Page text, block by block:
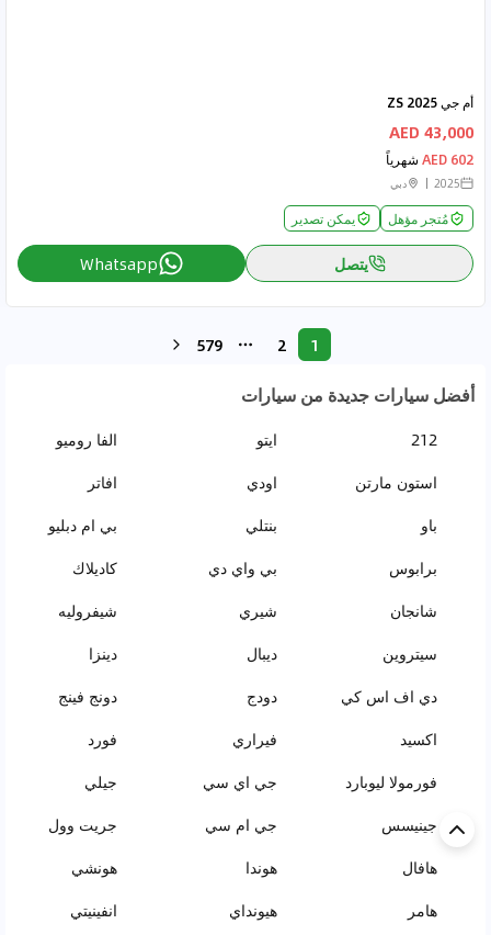
أم جي ZS 2025
43,000 AED
602 AED شهرياً
2025 دبي
مُتجر مؤهل يمكن تصدير
يتصل Whatsapp
1
2
More pages
579
أفضل سيارات جديدة من سيارات
212 ايتو
الفا روميو
استون مارتن
اودي
افاتر
باو
بنتلي
بي ام دبليو
برابوس
بي واي دي
كاديلاك
شانجان
شيري
شيفروليه
سيتروين
ديبال
دينزا
دي اف اس كي
دودج
دونج فينج
اكسيد
فيراري
فورد
فورمولا ليوبارد
جي اي سي
جيلي
جينيسس
جي ام سي
جريت وول
هافال
هوندا
هونشي
هامر
هيونداي انفينيتي